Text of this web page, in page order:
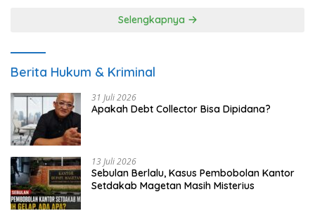
Selengkapnya
Berita Hukum & Kriminal
31 Juli 2026
Apakah Debt Collector Bisa Dipidana?
13 Juli 2026
Sebulan Berlalu, Kasus Pembobolan Kantor
Setdakab Magetan Masih Misterius